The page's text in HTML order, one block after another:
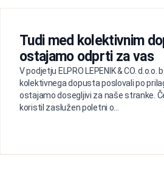
Tudi med kolektivnim
ostajamo odprti za vas
V podjetju ELPRO LEPENIK & CO. d.o.o.
kolektivnega dopusta poslovali po
ostajamo dosegljivi za naše stranke.
koristil zaslužen poletni o...